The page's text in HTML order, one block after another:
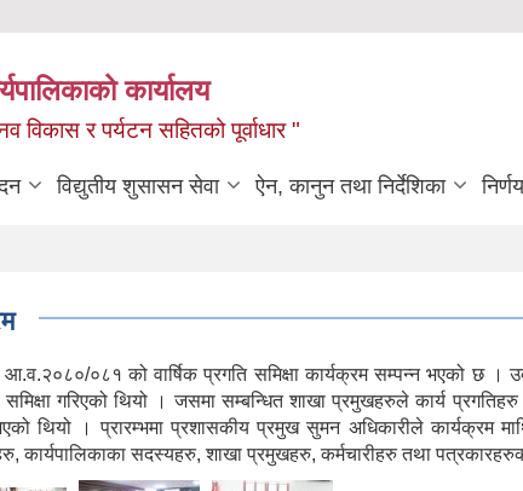
कार्यालय
विकास र पर्यटन सहितको पूर्वाधार "
विद्युतीय शुसासन सेवा ऐन, कानुन तथा निर्देशिका
०८१ को वार्षिक प्रगति समिक्षा कार्यक्रम सम्पन्न भएको छ ।
समिक्षा गरिएको थियो । जसमा सम्बन्धित शाखा प्रमुखहरुले कार्य
थियो । प्रारम्भमा प्रशासकीय प्रमुख सुमन अधिकारीले कार्यक्रम
कार्यपालिकाका सदस्यहरु, शाखा प्रमुखहरु, कर्मचारीहरु तथा